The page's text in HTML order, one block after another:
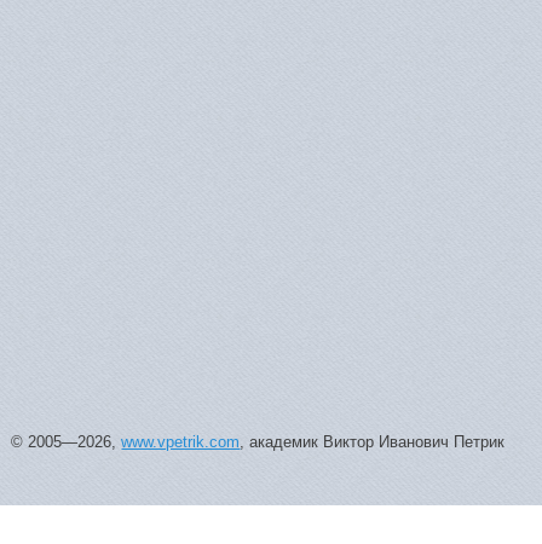
© 2005—2026,www.vpetrik.com, академик Виктор Иванович Петрик